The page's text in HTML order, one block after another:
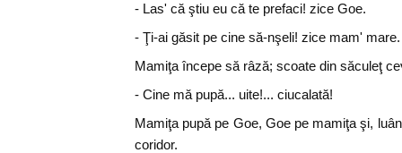
- Las' că ştiu eu că te prefaci! zice Goe.
- Ţi-ai găsit pe cine să-nşeli! zice mam' mare.
Mamiţa începe să râză; scoate din săculeţ
- Cine mă pupă... uite!... ciucalată!
Mamiţa pupă pe Goe, Goe pe mamiţa şi,
coridor.